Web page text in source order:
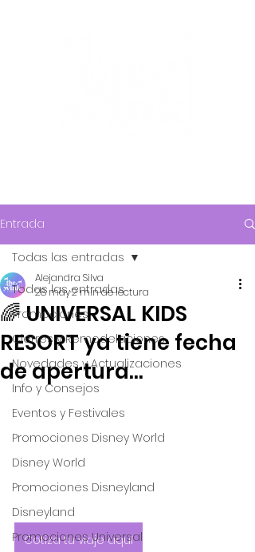
Entrada
Todas las entradas
Promociones
Cierres y Remodelaciones
Novedades y Actualizaciones
Info y Consejos
Eventos y Festivales
Promociones Disney World
Disney World
Promociones Disneyland
Disneyland
Promociones Universal
Todas las entradas
🌈 UNIVERSAL KIDS
RESORT ya tiene fecha
de apertura…
Alejandra Silva
28 may2 min de lectura
Cotiza tu viaje aquí